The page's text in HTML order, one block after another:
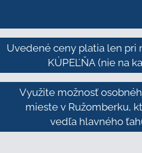
Uvedené ceny platia len pri
KÚPEĽŇA (nie na
Využite možnosť
mieste v Ružomberku,
vedľa hlavného